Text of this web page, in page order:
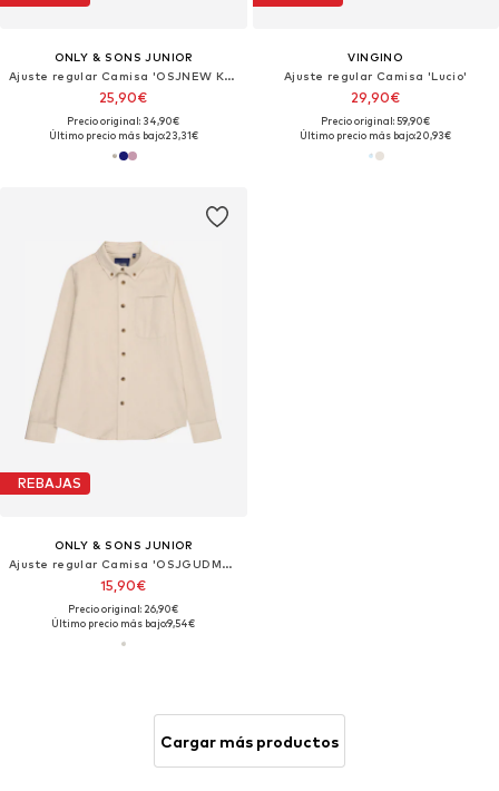
ONLY & SONS JUNIOR
Ajuste regular Camisa 'OSJNEW KODYL'
25,90€
Precio original: 34,90€
Último precio más bajo:23,31€
VINGINO
Ajuste regular Camisa 'Lucio'
29,90€
Precio original: 59,90€
Último precio más bajo:20,93€
REBAJAS
ONLY & SONS JUNIOR
Ajuste regular Camisa 'OSJGUDMUND'
15,90€
Precio original: 26,90€
Último precio más bajo:9,54€
Cargar más productos